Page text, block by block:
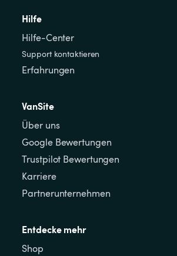
Hilfe
Hilfe-Center
Support kontaktieren
Erfahrungen
VanSite
Über uns
Google Bewertungen
Trustpilot Bewertungen
Karriere
Partnerunternehmen
Entdecke mehr
Shop